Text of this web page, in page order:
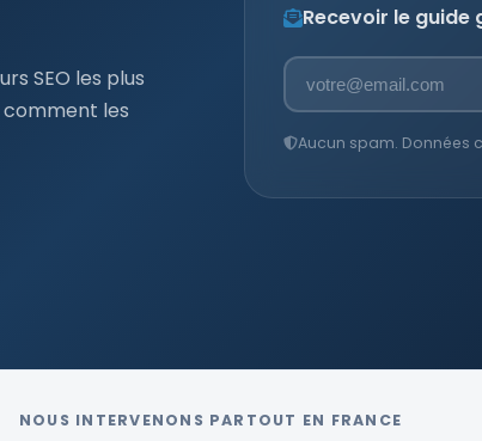
SEO les plus
comment les
Recevoir le
Aucun spam. Données
NOUS INTERVENONS PARTOUT EN FRANCE